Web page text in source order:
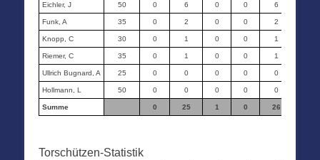
Eichler, J 50 0 6 0 0 6
Funk, A 35 0 2 0 0 2
Knopp, C 30 0 1 0 0 1
Riemer, C 35 0 1 0 0 1
Ullrich Bugnard, A 25 0 0 0 0 0
Hollmann, L 50 0 0 0 0 0
Summe 0 25 1 0 26
Torschützen-Statistik